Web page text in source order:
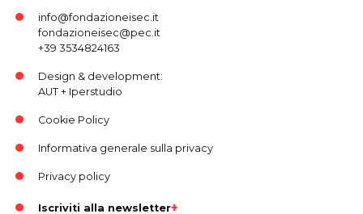
info@fondazioneisec.it
fondazioneisec@pec.it
+39 3534824163
Design & development:
AUT+ Iperstudio
Cookie Policy
Informativa generale sulla privacy
Privacy policy
Iscriviti alla newsletter